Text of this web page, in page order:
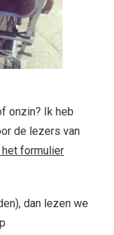
onzin? Ik heb
de lezers van
formulier
dan lezen we